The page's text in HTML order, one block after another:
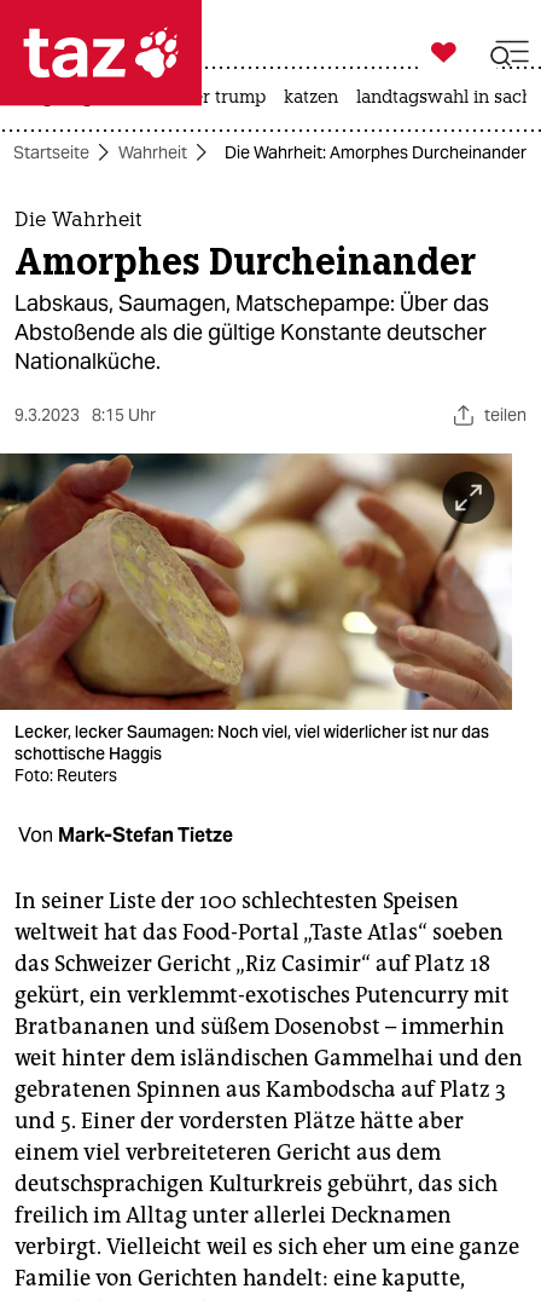
 taz zahl ich
taz zahl ich
themen
politik
öko
sport
berlin
nord
wahrheit
verlag
verlag
shop
fragen & hilfe
unterstützen
abo
genossenschaft
epaper login

taz zahl ich
usa unter trump katzen landtagswahl in
Startseite Wahrheit Die Wahrheit: Amorphes Durcheinander
Die Wahrheit
Amorphes Durcheinander
Labskaus, Saumagen, Matschepampe: Über das
Abstoßende als die gültige Konstante deutscher
Nationalküche.
9.3.2023 8:15 Uhr teilen
Lecker, lecker Saumagen: Noch viel, viel widerlicher ist nur das
schottische Haggis
Foto: Reuters
Von Mark-Stefan Tietze
In seiner Liste der 100 schlechtesten Speisen
weltweit hat das Food-Portal „Taste Atlas“ soeben
das Schweizer Gericht „Riz Casimir“ auf Platz 18
gekürt, ein verklemmt-exotisches Putencurry mit
Bratbananen und süßem Dosenobst – immerhin
weit hinter dem isländischen Gammelhai und den
gebratenen Spinnen aus Kambodscha auf Platz 3
und 5. Einer der vordersten Plätze hätte aber
einem viel verbreiteteren Gericht aus dem
deutschsprachigen Kulturkreis gebührt, das sich
freilich im Alltag unter allerlei Decknamen
verbirgt. Vielleicht weil es sich eher um eine ganze
Familie von Gerichten handelt: eine kaputte,